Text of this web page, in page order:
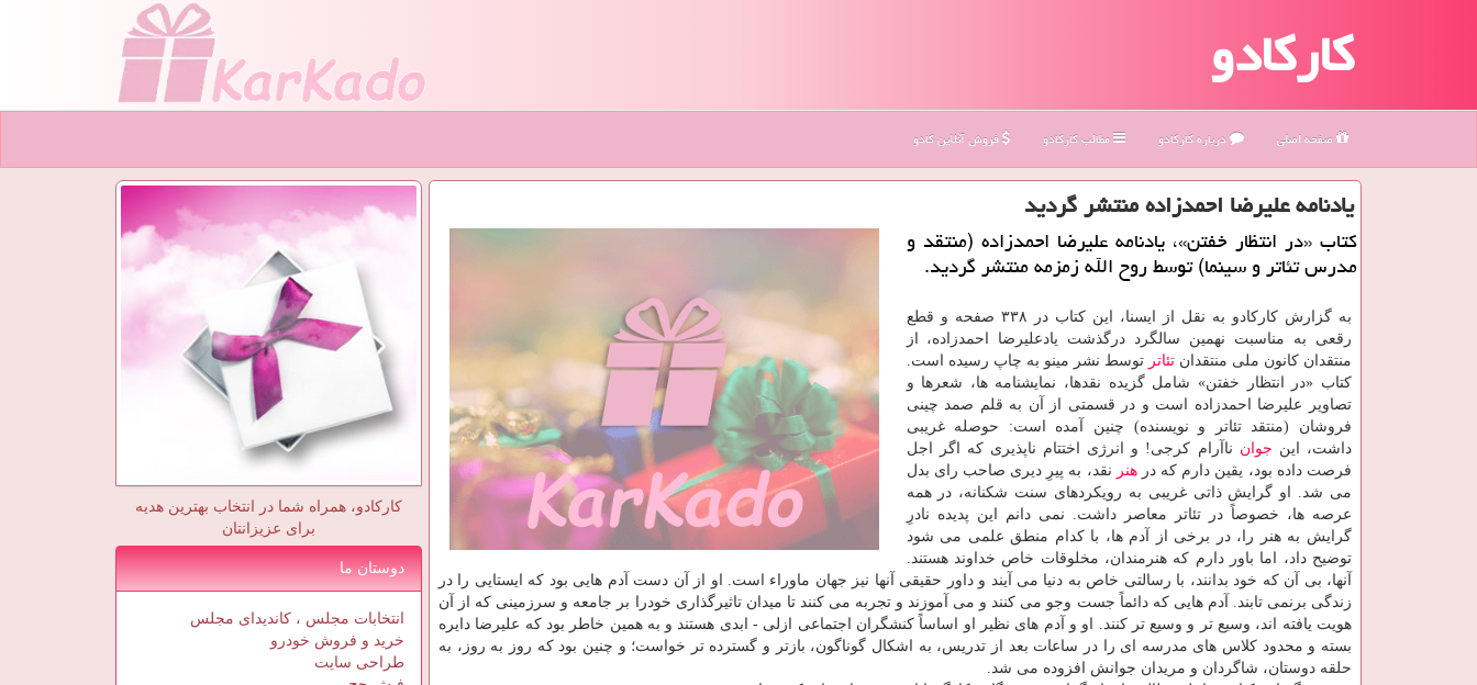
کارکادو
صفحه اصلی درباره كاركادو مطالب كاركادو فروش آنلاین کادو
یادنامه علیرضا احمدزاده منتشر گردید
كتاب «در انتظار خفتن»، یادنامه علیرضا احمدزاده (منتقد و
مدرس تئاتر و سینما) توسط روح الله زمزمه منتشر گردید.
به گزارش کارکادو به نقل از ایسنا، این کتاب در ۳۳۸ صفحه و قطع
رقعی به مناسبت نهمین سالگرد درگذشت یادعلیرضا احمدزاده، از
منتقدان کانون ملی منتقدان تئاتر توسط نشر مینو به چاپ رسیده است.
کتاب «در انتظار خفتن» شامل گزیده نقدها، نمایشنامه ها، شعرها و
تصاویر علیرضا احمدزاده است و در قسمتی از آن به قلم صمد چینی
فروشان (منتقد تئاتر و نویسنده) چنین آمده است: حوصله غریبی
داشت، این جوان ناآرام کرجی! و انرژی اختتام ناپذیری که اگر اجل
فرصت داده بود، یقین دارم که درهنر نقد، به پیرِ دیری صاحب رای بدل
می شد. او گرایش ذاتی غریبی به رویکردهای سنت شکنانه، در همه
عرصه ها، خصوصاً در تئاتر معاصر داشت. نمی دانم این پدیده نادرِ
گرایش به هنر را، در برخی از آدم ها، با کدام منطق علمی می شود
توضیح داد، اما باور دارم که هنرمندان، مخلوقات خاص خداوند هستند.
آنها، بی آن که خود بدانند، با رسالتی خاص به دنیا می آیند و داور حقیقی آنها نیز جهان ماوراء است. او از آن دست آدم هایی بود که ایستایی را در
زندگی برنمی تابند. آدم هایی که دائماً جست وجو می کنند و می آموزند و تجربه می کنند تا میدان تاثیرگذاری خودرا بر جامعه و سرزمینی که از آن
هویت یافته اند، وسیع تر و وسیع تر کنند. او و آدم های نظیر او اساساً کنشگران اجتماعی ازلی - ابدی هستند و به همین خاطر بود که علیرضا دایره
بسته و محدود کلاس های مدرسه ای را در ساعات بعد از تدریس، به اشکال گوناگون، بازتر و گسترده تر خواست؛ و چنین بود که روز به روز، به
حلقه دوستان، شاگردان و مریدان جوانش افزوده می شد.
کارکادو، همراه شما در انتخاب بهترین هدیه
برای عزیزانتان
دوستان ما
انتخابات مجلس ، کاندیدای مجلس
خرید و فروش خودرو
طراحی سایت